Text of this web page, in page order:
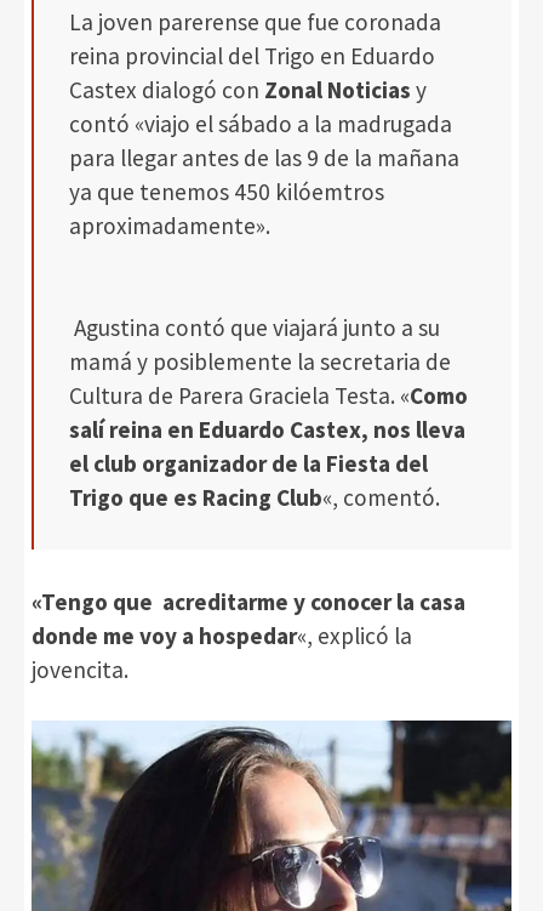
La joven parerense que fue coronada
reina provincial del Trigo en Eduardo
Castex dialogó con Zonal Noticias y
contó «viajo el sábado a la madrugada
para llegar antes de las 9 de la mañana
ya que tenemos 450 kilóemtros
aproximadamente».
Agustina contó que viajará junto a su
mamá y posiblemente la secretaria de
Cultura de Parera Graciela Testa. «Como
salí reina en Eduardo Castex, nos lleva
el club organizador de la Fiesta del
Trigo que es Racing Club«, comentó.
«Tengo que acreditarme y conocer la casa
donde me voy a hospedar«, explicó la
jovencita.